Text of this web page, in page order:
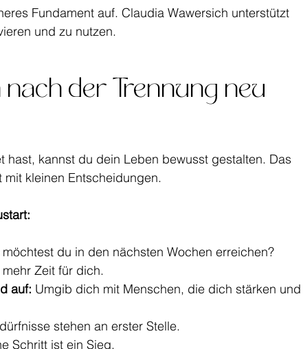
Fundament auf. Claudia Wawersich unterstützt
und zu nutzen.
nach der Trennung neu
hast, kannst du dein Leben bewusst gestalten. Das
kleinen Entscheidungen.
möchtest du in den nächsten Wochen erreichen?
Zeit für dich.
auf: Umgib dich mit Menschen, die dich stärken und
stehen an erster Stelle.
Schritt ist ein Sieg.